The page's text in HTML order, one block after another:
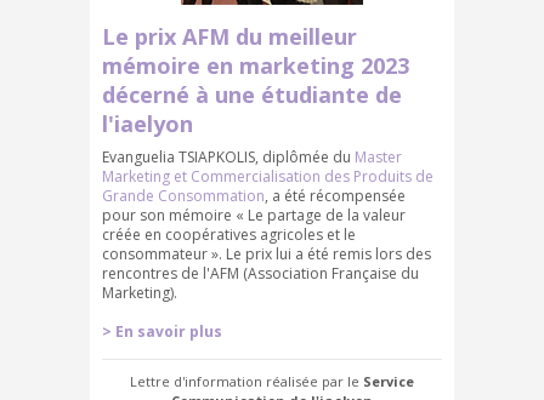
Le prix AFM du meilleur
mémoire en marketing 2023
décerné à une étudiante de
l'iaelyon
Evanguelia TSIAPKOLIS, diplômée du Master
Marketing et Commercialisation des Produits de
Grande Consommation, a été récompensée
pour son mémoire « Le partage de la valeur
créée en coopératives agricoles et le
consommateur ». Le prix lui a été remis lors des
rencontres de l'AFM (Association Française du
Marketing).
> En savoir plus
Lettre d'information réalisée par le Service